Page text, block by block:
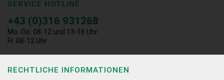
SERVICE HOTLINE
+43 (0)316 931268
Mo.-Do. 08-12 und 13-16 Uhr
Fr. 08-12 Uhr
RECHTLICHE INFORMATIONEN